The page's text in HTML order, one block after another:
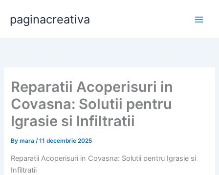
content
paginacreativa
Reparatii Acoperisuri in
Covasna: Solutii pentru
Igrasie si Infiltratii
Bymara/11 decembrie 2025
Reparatii Acoperisuri in Covasna: Solutii pentru Igrasie si
Infiltratii